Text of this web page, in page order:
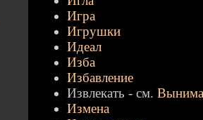
Игра
Игрушки
Идеал
Изба
Избавление
Извлекать - см.
Измена